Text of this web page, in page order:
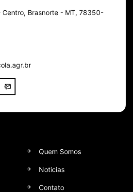
Centro, Brasnorte - MT, 78350-
Quem Somos
Noticias
Contato